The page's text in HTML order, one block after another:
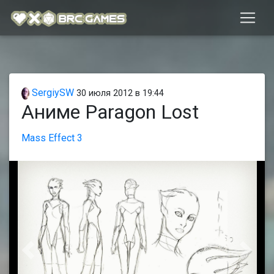
SergiySW 30 июля 2012 в 19:44
Аниме Paragon Lost
Mass Effect 3
Предыдущая